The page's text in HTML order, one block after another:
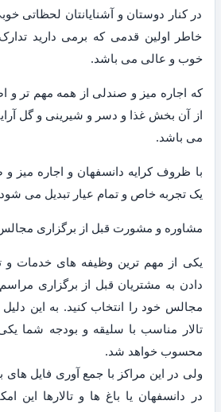
در کنار دوستان و آشنایانتان لحظاتی
خاطر اولین قدمی که برمی دارید
خوب و عالی می باشد.
که اجاره میز و صندلی از همه مهم تر و
از آن بخش غذا و دسر و شیرینی و گل
می باشد.
با ظروف کرایه دانسفهان و اجاره میز
یک تجربه خاص و تمام عیار تبدیل می
مشاوره و مشورت قبل از برگزاری
یکی از مهم ترین وظیفه های خدمات
دادن به مشتریان قبل از برگزاری
مجالس خود را انتخاب کنید. به این دلیل
تالار مناسب با سلیقه و بودجه شما
محسوب خواهد شد.
ولی در این مراکز با جمع آوری فایل
در دانسفهان یا باغ ها و تالارها این